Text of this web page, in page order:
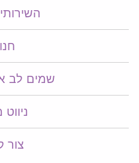
שמים לב
צור